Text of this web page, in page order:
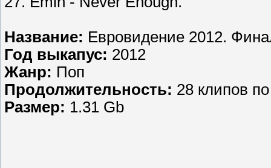
Название: Евровидение 2012.
Год выкапус: 2012
Жанр: Поп
Продолжительность: 28 клипов
Размер: 1.31 Gb